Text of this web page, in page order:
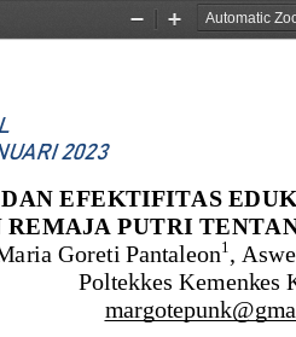
Zoom
Zoom
2023
EFEKTIFITAS
REMAJA PUTRI
Goreti Pantaleon1
Poltekkes Kemenkes